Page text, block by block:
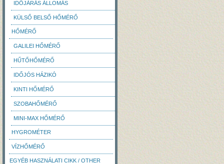
IDŐJÁRÁS ÁLLOMÁS
KÜLSŐ BELSŐ HŐMÉRŐ
HŐMÉRŐ
GALILEI HŐMÉRŐ
HŰTŐHŐMÉRŐ
IDŐJÓS HÁZIKÓ
KINTI HŐMÉRŐ
SZOBAHŐMÉRŐ
MINI-MAX HŐMÉRŐ
HYGROMÉTER
VÍZHŐMÉRŐ
EGYÉB HASZNÁLATI CIKK / OTHER